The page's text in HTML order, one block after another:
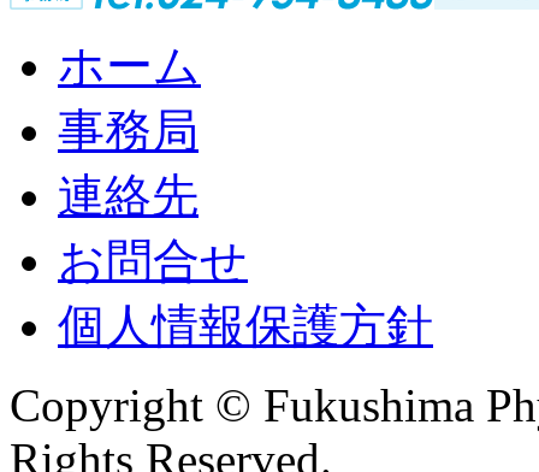
ホーム
事務局
連絡先
お問合せ
個人情報保護方針
Copyright © Fukushima
Rights Reserved.